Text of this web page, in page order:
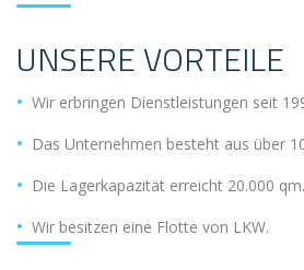
UNSERE VORTEILE
Wir erbringen Dienstleistungen seit
Das Unternehmen besteht aus über
Die Lagerkapazität erreicht 20.000 qm.
Wir besitzen eine Flotte von LKW.